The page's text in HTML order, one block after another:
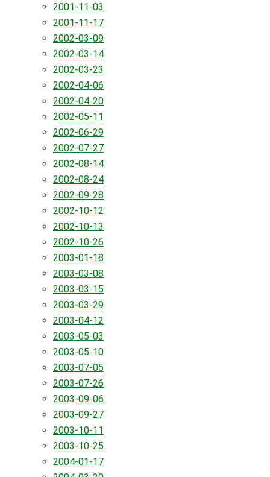
2001-11-03
2001-11-17
2002-03-09
2002-03-14
2002-03-23
2002-04-06
2002-04-20
2002-05-11
2002-06-29
2002-07-27
2002-08-14
2002-08-24
2002-09-28
2002-10-12
2002-10-13
2002-10-26
2003-01-18
2003-03-08
2003-03-15
2003-03-29
2003-04-12
2003-05-03
2003-05-10
2003-07-05
2003-07-26
2003-09-06
2003-09-27
2003-10-11
2003-10-25
2004-01-17